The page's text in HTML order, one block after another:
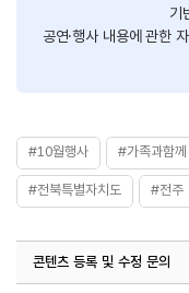
기
공연·행사 내용에 관한
#10월행사 #가족과함께
#전북특별자치도 #전주
콘텐츠 등록 및 수정 문의